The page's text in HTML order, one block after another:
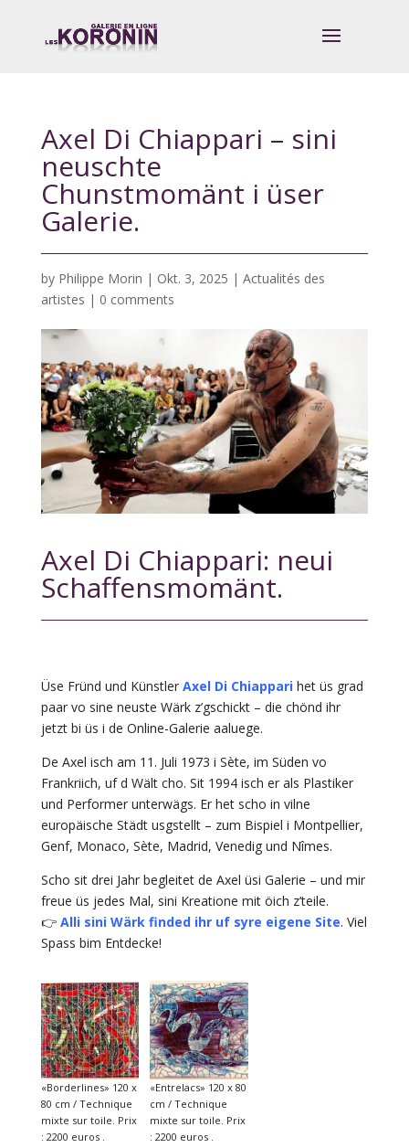
Axel Di Chiappari – sini
neuschte
Chunstmomänt i üser
Galerie.
by Philippe Morin | Okt. 3, 2025 | Actualités des
artistes | 0 comments
Axel Di Chiappari: neui
Schaffensmomänt.
Üse Fründ und Künstler Axel Di Chiapparihet üs grad
paar vo sine neuste Wärk z’gschickt – die chönd ihr
jetzt bi üs i de Online-Galerie aaluege.
De Axel isch am 11. Juli 1973 i Sète, im Süden vo
Frankriich, uf d Wält cho. Sit 1994 isch er als Plastiker
und Performer unterwägs. Er het scho in vilne
europäische Städt usgstellt – zum Bispiel i Montpellier,
Genf, Monaco, Sète, Madrid, Venedig und Nîmes.
Scho sit drei Jahr begleitet de Axel üsi Galerie – und mir
freue üs jedes Mal, sini Kreatione mit öich z’teile.
👉 Alli sini Wärk finded ihr uf syre eigene Site. Viel
Spass bim Entdecke!
«Borderlines» 120 x
80 cm / Technique
mixte sur toile. Prix
: 2200 euros .
«Entrelacs» 120 x 80
cm / Technique
mixte sur toile. Prix
: 2200 euros .